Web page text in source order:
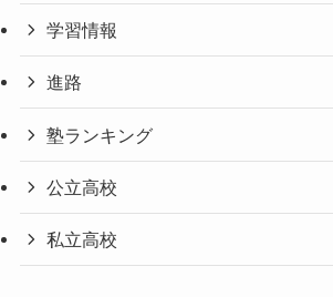
学習情報
進路
塾ランキング
公立高校
私立高校